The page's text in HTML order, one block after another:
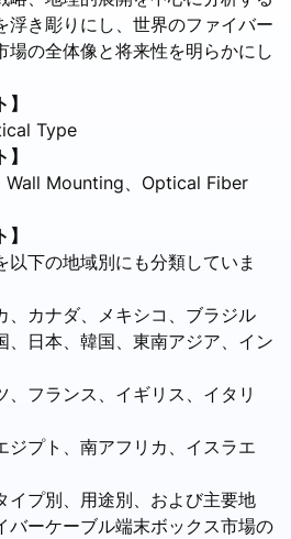
浮き彫りにし、世界のファイバー
場の全体像と将来性を明らかにし
Type
Wall Mounting、Optical Fiber
下の地域別にも分類していま
、カナダ、メキシコ、ブラジル
、日本、韓国、東南アジア、イン
、フランス、イギリス、イタリ
ジプト、南アフリカ、イスラエ
イプ別、用途別、および主要地
バーケーブル端末ボックス市場の